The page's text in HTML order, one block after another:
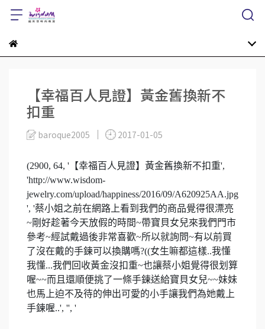
【幸福百人見證】黃金舊換新不
扣重
baroque2005 2017-01-05
(2900, 64, '【幸福百人見證】黃金舊換新不扣重',
'http://www.wisdom-
jewelry.com/upload/happiness/2016/09/A620925AA.jpg
', '蔡小姐之前在網路上看到我們的商品覺得很漂亮
~剛好趁著今天放假的時間~帶寶貝女兒來我們門市
參考~經試戴過後非常喜歡~所以就詢問~有以前買
了沒在戴的手鍊可以換購嗎?((女生嘛都這樣..我懂
我懂...我們回收黃金沒扣重~也讓蔡小姐覺得很划算
喔~~而且還順便挑了一條手鍊送給寶貝女兒~~妹妹
也馬上迫不及待的伸出可愛的小手讓我們為她戴上
手鍊喔..', '', '